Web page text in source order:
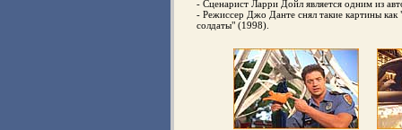
- Сценарист Ларри Дойл является одним из
- Режиссер Джо Данте снял такие картины
солдаты" (1998).